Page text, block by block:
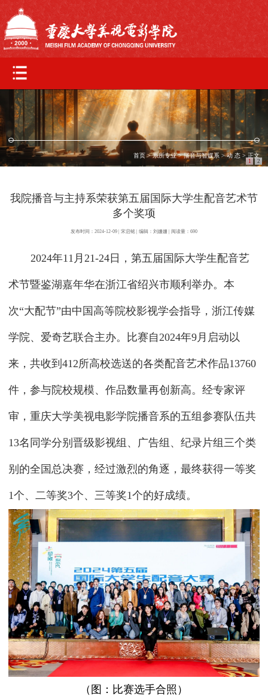
1 2
首页 >系所专业>播音与智媒系>动 态> 正文
我院播音与主持系荣获第五届国际大学生配音艺术节
多个奖项
发布时间：2024-12-09 | 宋启铭 | 编辑：刘姗姗 | 阅读量： 690
2024年11月21-24日，第五届国际大学生配音艺
术节暨鉴湖嘉年华在浙江省绍兴市顺利举办。本
次“大配节”由中国高等院校影视学会指导，浙江传媒
学院、爱奇艺联合主办。比赛自2024年9月启动以
来，共收到412所高校选送的各类配音艺术作品13760
件，参与院校规模、作品数量再创新高。经专家评
审，重庆大学美视电影学院播音系的五组参赛队伍共
13名同学分别晋级影视组、广告组、纪录片组三个类
别的全国总决赛，经过激烈的角逐，最终获得一等奖
1个、二等奖3个、三等奖1个的好成绩。
（图：比赛选手合照）